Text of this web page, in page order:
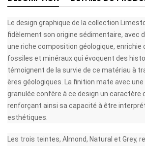
Le design graphique de la collection
fidèlement son origine sédimentaire, avec
une riche composition géologique, enrichie
fossiles et minéraux qui évoquent des
témoignent de la survie de ce matériau à
ères géologiques. La finition mate avec
granulée confère à ce design un caractère
renforçant ainsi sa capacité à être
esthétiques.
Les trois teintes, Almond, Natural et Grey,